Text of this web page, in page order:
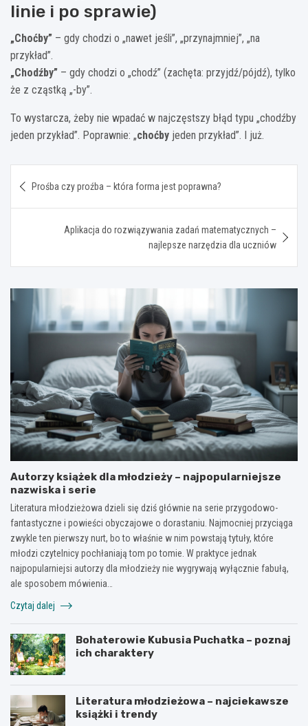
linie i po sprawie)
„Choćby” – gdy chodzi o „nawet jeśli”, „przynajmniej”, „na
przykład”.
„Chodźby” – gdy chodzi o „chodź” (zachęta: przyjdź/pójdź), tylko
że z cząstką „-by”.
To wystarcza, żeby nie wpadać w najczęstszy błąd typu „chodźby
jeden przykład”. Poprawnie: „choćby jeden przykład”. I już.
wpisu
Prośba czy proźba – która forma jest poprawna?
Aplikacja do rozwiązywania zadań matematycznych –
najlepsze narzędzia dla uczniów
Autorzy książek dla młodzieży – najpopularniejsze
nazwiska i serie
Literatura młodzieżowa dzieli się dziś głównie na serie przygodowo-
fantastyczne i powieści obyczajowe o dorastaniu. Najmocniej przyciąga
zwykle ten pierwszy nurt, bo to właśnie w nim powstają tytuły, które
młodzi czytelnicy pochłaniają tom po tomie. W praktyce jednak
najpopularniejsi autorzy dla młodzieży nie wygrywają wyłącznie fabułą,
ale sposobem mówienia…
Czytaj dalej
Bohaterowie Kubusia Puchatka – poznaj
ich charaktery
Literatura młodzieżowa – najciekawsze
książki i trendy